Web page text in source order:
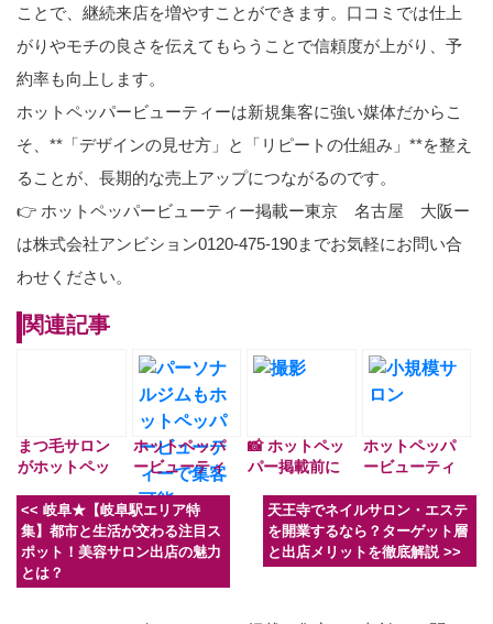
ことで、継続来店を増やすことができます。口コミでは仕上
がりやモチの良さを伝えてもらうことで信頼度が上がり、予
約率も向上します。
ホットペッパービューティーは新規集客に強い媒体だからこ
そ、**「デザインの見せ方」と「リピートの仕組み」**を整え
ることが、長期的な売上アップにつながるのです。
👉 ホットペッパービューティー掲載ー東京 名古屋 大阪ー
は株式会社アンビション0120-475-190までお気軽にお問い合
わせください。
関連記事
まつ毛サロン
がホットペッ
ィーで集客を
成功させるポ
イント
ホットペッパ
ービューティ
ーで差をつけ
る！ジムの集
客力を倍増さ
せるテクニッ
📸 ホットペッ
パー掲載前に
ーの心をつか
む“写真”の準
備、できてい
ますか
ホットペッパ
ービューティ
要？小規模サ
ロンこそ知っ
ておくべき掲
載戦略
<< 岐阜★【岐阜駅エリア特
集】都市と生活が交わる注目ス
ポット！美容サロン出店の魅力
とは？
天王寺でネイルサロン・エステ
を開業するなら？ターゲット層
と出店メリットを徹底解説>>